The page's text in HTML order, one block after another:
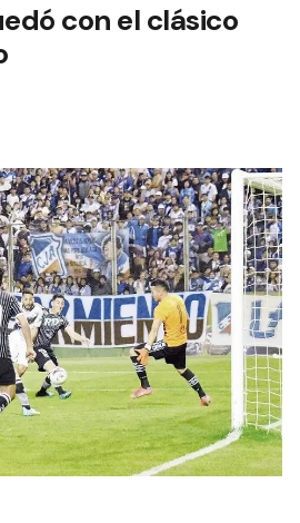
con el clásico